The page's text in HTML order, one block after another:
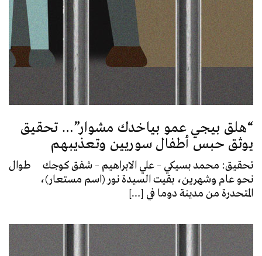
“هلق بيجي عمو بياخدك مشوار”… تحقيق
يوثق حبس أطفال سوريين وتعذيبهم
تحقيق: محمد بسيكي – علي الابراهيم – شفق كوجك طوال
نحو عام وشهرين، بقيت السيدة نور (اسم مستعار)،
المتحدرة من مدينة دوما في […]